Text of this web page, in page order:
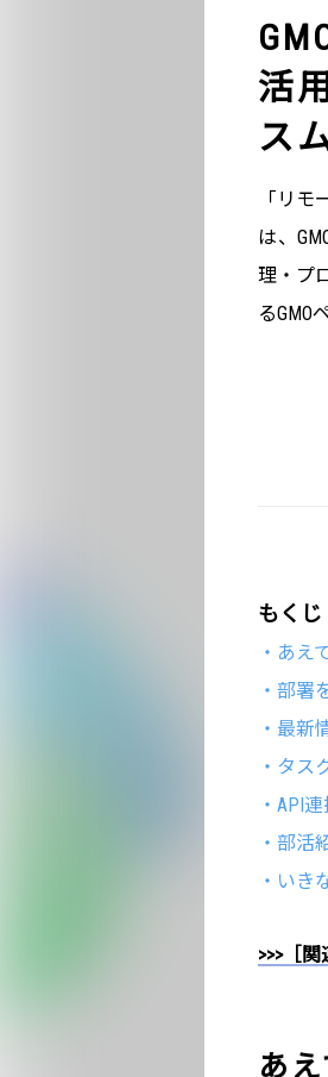
活
ス
「リ
は、
理・プ
るGMO
もくじ
・あえ
・部署
・最新
・タス
・API
・部活
・いき
>>>［
あ